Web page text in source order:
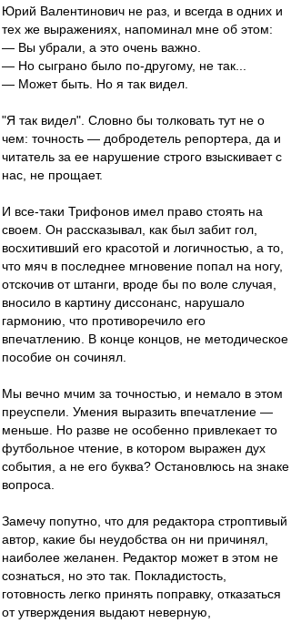
Юрий Валентинович не раз, и всегда в одних и
тех же выражениях, напоминал мне об этом:
— Вы убрали, а это очень важно.
— Но сыграно было по-другому, не так...
— Может быть. Но я так видел.
"Я так видел". Словно бы толковать тут не о
чем: точность — добродетель репортера, да и
читатель за ее нарушение строго взыскивает с
нас, не прощает.
И все-таки Трифонов имел право стоять на
своем. Он рассказывал, как был забит гол,
восхитивший его красотой и логичностью, а то,
что мяч в последнее мгновение попал на ногу,
отскочив от штанги, вроде бы по воле случая,
вносило в картину диссонанс, нарушало
гармонию, что противоречило его
впечатлению. В конце концов, не методическое
пособие он сочинял.
Мы вечно мчим за точностью, и немало в этом
преуспели. Умения выразить впечатление —
меньше. Но разве не особенно привлекает то
футбольное чтение, в котором выражен дух
события, а не его буква? Остановлюсь на знаке
вопроса.
Замечу попутно, что для редактора строптивый
автор, какие бы неудобства он ни причинял,
наиболее желанен. Редактор может в этом не
сознаться, но это так. Покладистость,
готовность легко принять поправку, отказаться
от утверждения выдают неверную,